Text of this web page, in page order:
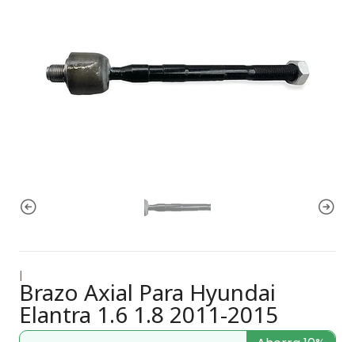
|
Brazo Axial Para Hyundai
Elantra 1.6 1.8 2011-2015